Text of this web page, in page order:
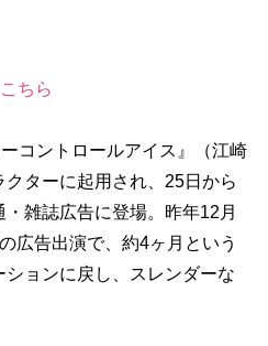
ちら
コントロールアイス』（江崎
ターに起用され、25日から
雑誌広告に登場。昨年12月
広告出演で、約4ヶ月という
ョンに戻し、スレンダーな